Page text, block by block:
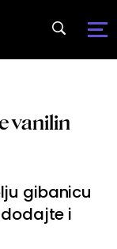
vanilin
gibanicu
i